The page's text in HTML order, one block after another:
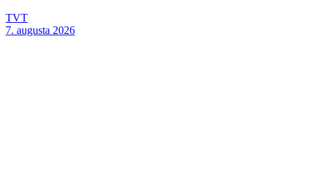
TVT
7. augusta 2026